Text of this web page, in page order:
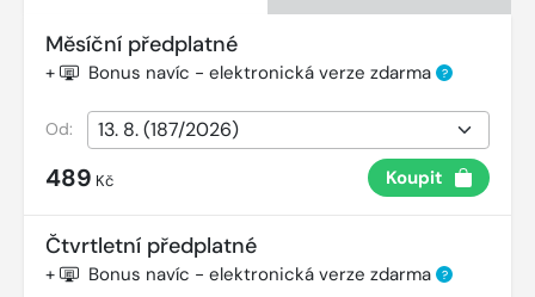
Měsíční předplatné
+ Bonus navíc - elektronická verze zdarma ?
Od:
489 Kč Koupit
Čtvrtletní předplatné
+ Bonus navíc - elektronická verze zdarma ?